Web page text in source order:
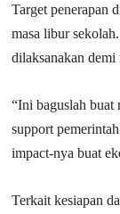
Target penerapan
masa libur
dilaksanakan demi
“Ini baguslah buat
support
impact-nya buat
Terkait kesiapan